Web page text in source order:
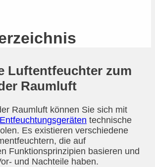
Luftentfeuchter zum
Raumluft
Raumluft können Sie sich mit
technische
Es existieren verschiedene
die auf
Funktionsprinzipien basieren und
und Nachteile haben.